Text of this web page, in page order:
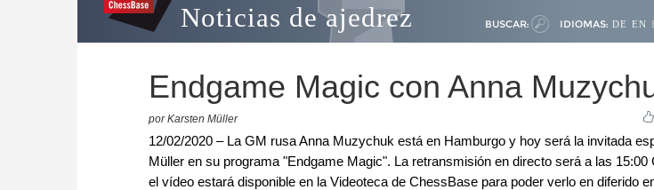
Noticias de ajedrez BUSCAR: IDIOMAS: DE EN
Endgame Magic con Anna
por Karsten Müller
12/02/2020 – La GM rusa Anna Muzychuk está en Hamburgo y hoy será la invitada
Müller en su programa "Endgame Magic". La retransmisión en directo será a las 15:00
el vídeo estará disponible en la Videoteca de ChessBase para poder verlo en diferido